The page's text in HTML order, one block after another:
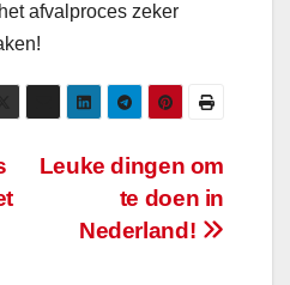
afvalproces zeker
Leuke dingen om
te doen in
Nederland!